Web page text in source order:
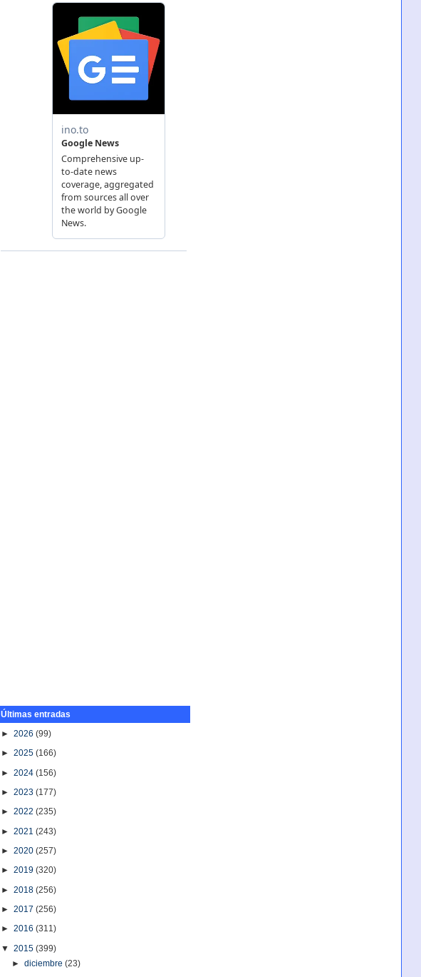
Últimas entradas
►2026(99)
►2025(166)
►2024(156)
►2023(177)
►2022(235)
►2021(243)
►2020(257)
►2019(320)
►2018(256)
►2017(256)
►2016(311)
▼2015(399)
►diciembre(23)